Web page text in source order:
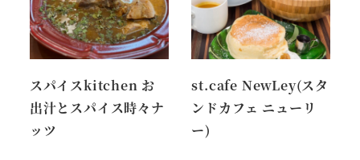
スパイスkitchen お
出汁とスパイス時々ナ
ッツ
st.cafe NewLey(スタ
ンドカフェ ニューリ
ー)